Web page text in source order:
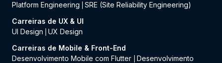
Platform Engineering
SRE (Site Reliability Engineering)
Carreiras de UX & UI
UI Design
UX Design
Carreiras de Mobile & Front-End
Desenvolvimento Mobile com Flutter
Desenvolvimento